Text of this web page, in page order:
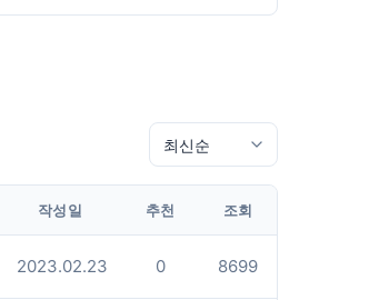
작성일 추천 조회
2023.02.23 0 8699